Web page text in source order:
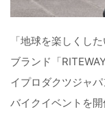
「地球を楽しくし
ブランド「
イプロダクツジャ
バイクイベントを開